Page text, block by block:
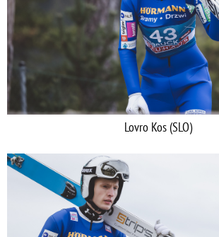
Lovro Kos (SLO)